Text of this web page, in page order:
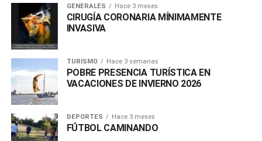
GENERALES Hace 3 meses
CIRUGÍA CORONARIA MÍNIMAMENTE
INVASIVA
TURISMO Hace 3 semanas
POBRE PRESENCIA TURÍSTICA EN
VACACIONES DE INVIERNO 2026
DEPORTES Hace 3 meses
FÚTBOL CAMINANDO